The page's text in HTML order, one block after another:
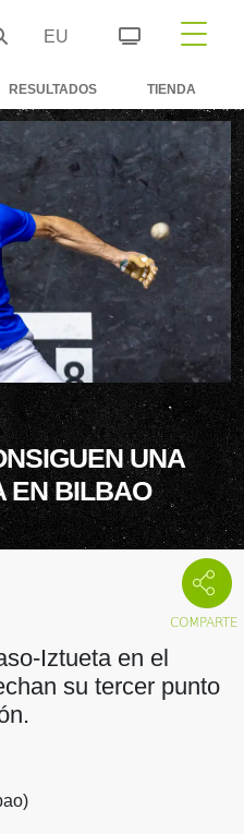
EU
RESULTADOS TIENDA
UNA
EN BILBAO
Iztueta en el
su tercer punto